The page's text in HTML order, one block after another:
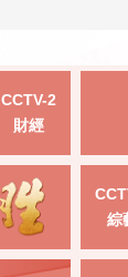
CCTV-2
財經
綜